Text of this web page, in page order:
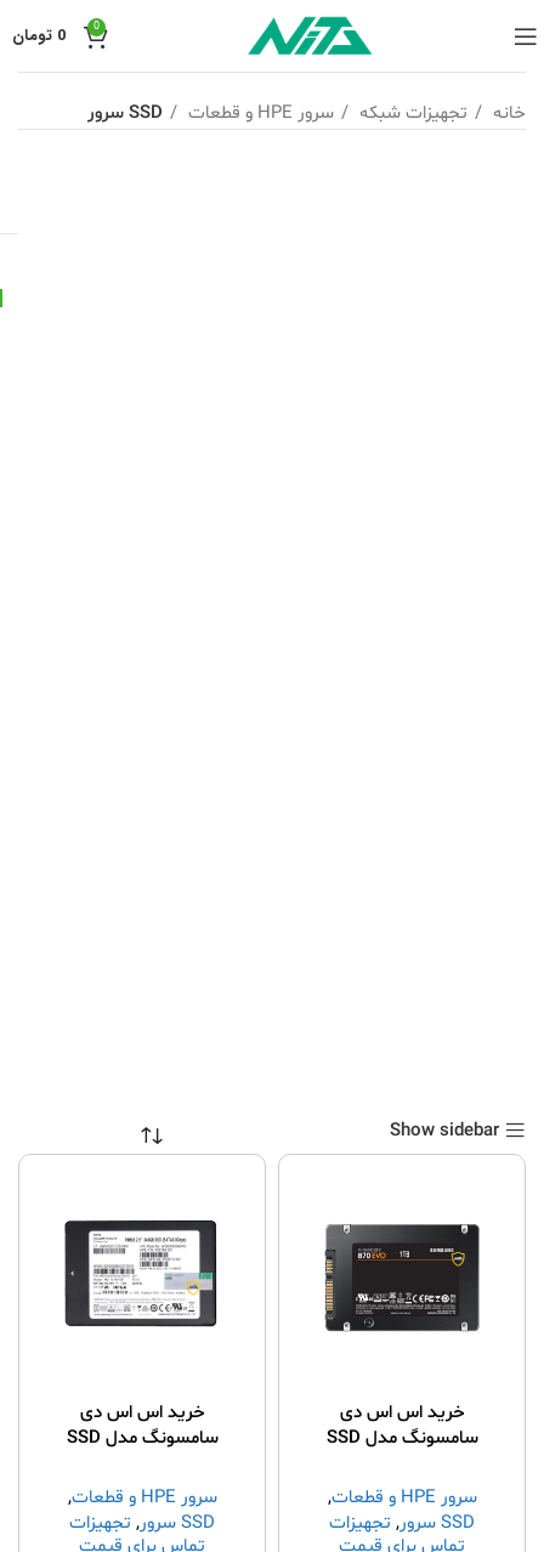
0
0 تومان
خانه تجهیزات شبکه سرور HPE و قطعات SSD سرور
Show sidebar
خرید اس اس دی
سامسونگ مدل SSD
EVO870 سرور HPE و قطعات
,
SSD سرور
, تجهیزات
تماس برای قیمت
خرید اس اس دی
سامسونگ مدل SSD
سرور HPE و قطعات
,
SSD سرور
, تجهیزات
تماس برای قیمت